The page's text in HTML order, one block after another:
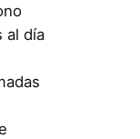
al día